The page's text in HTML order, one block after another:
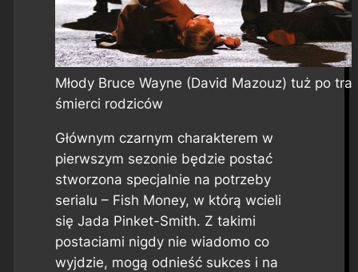
Młody Bruce Wayne (David Mazouz) tuż po
śmierci rodziców
Głównym czarnym charakterem w
pierwszym sezonie będzie postać
stworzona specjalnie na potrzeby
serialu – Fish Money, w którą wcieli
się Jada Pinket-Smith. Z takimi
postaciami nigdy nie wiadomo co
wyjdzie, mogą odnieść sukces i na